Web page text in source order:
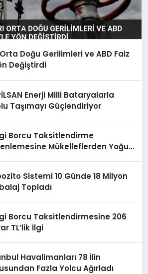
Doğu Gerilimleri ve ABD Faiz
Değiştirdi
Enerji Milli Bataryalarla
Taşımayı Güçlendiriyor
Borcu Taksitlendirme
Mükelleflerden Yoğun
Sistemi 10 Günde 18 Milyon
Topladı
Borcu Taksitlendirmesine 206
TL’lik İlgi
Havalimanları 78 İlin
Fazla Yolcu Ağırladı